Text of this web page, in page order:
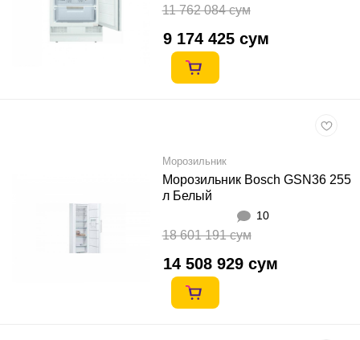
11 762 084 сум
9 174 425 сум
Морозильник
Морозильник Bosch GSN36 255
л Белый
10
18 601 191 сум
14 508 929 сум